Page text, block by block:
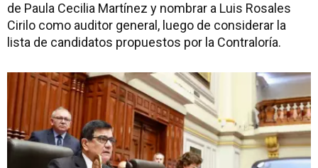
de Paula Cecilia Martínez y nombrar a Luis Rosales
Cirilo como auditor general, luego de considerar la
lista de candidatos propuestos por la Contraloría.